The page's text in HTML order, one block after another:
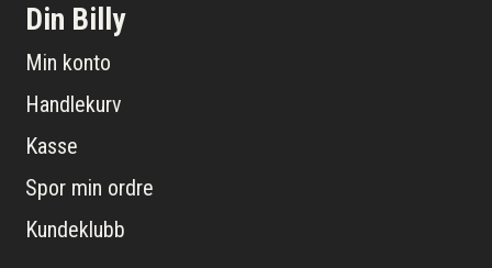
Din Billy
Min konto
Handlekurv
Kasse
Spor min ordre
Kundeklubb